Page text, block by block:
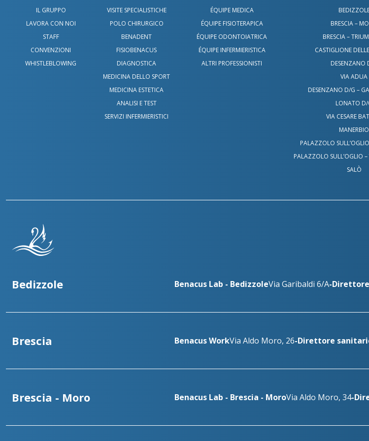
IL GRUPPO
LAVORA CON NOI
STAFF
CONVENZIONI
WHISTLEBLOWING
VISITE SPECIALISTICHE
POLO CHIRURGICO
BENADENT
FISIOBENACUS
DIAGNOSTICA
MEDICINA DELLO SPORT
MEDICINA ESTETICA
ANALISI E TEST
SERVIZI INFERMIERISTICI
ÉQUIPE MEDICA
ÉQUIPE FISIOTERAPICA
ÉQUIPE ODONTOIATRICA
ÉQUIPE INFERMIERISTICA
ALTRI PROFESSIONISTI
BRESCIA –
BRESCIA –
CASTIGLIONE
DESENZANO
VIA ADUA
DESENZANO D/G –
LONATO D/
VIA CESARE
MANERBIO
PALAZZOLO
PALAZZOLO SULL’OGLIO –
SALÒ
Bedizzole Benacus Lab - BedizzoleVia Garibaldi 6/A-
Brescia Benacus WorkVia Aldo Moro, 26-Direttore
Brescia - Moro Benacus Lab - Brescia - MoroVia Aldo Moro, 34-